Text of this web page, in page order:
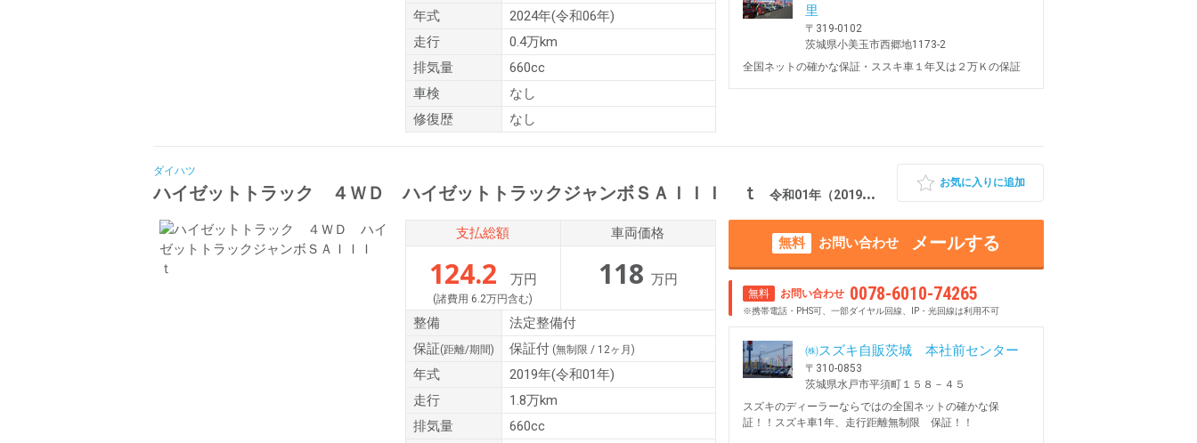
年式
2024年(令和06年)
走行
0.4万km
排気量
660cc
車検
なし
修復歴
なし
里
〒319-0102
茨城県小美玉市西郷地1173-2
全国ネットの確かな保証・ススキ車１年又は２万Ｋの保証
ダイハツ
ハイゼットトラック ４ＷＤ ハイゼットトラックジャンボＳＡＩＩＩ ｔ 令和01年（2019年） 1.8万km 茨城県水戸市
お気に入りに追加
支払総額
124.2 万円
(諸費用 6.2万円含む)
車両価格
118 万円
整備
法定整備付
保証(距離/期間) 保証付(無制限 / 12ヶ月)
年式
2019年(令和01年)
走行
1.8万km
排気量
660cc
無料 お問い合わせ メールする
無料 お問い合わせ 0078-6010-74265
※携帯電話・PHS可、一部ダイヤル回線、IP・光回線は利用不可
㈱スズキ自販茨城 本社前センター
〒310-0853
茨城県水戸市平須町１５８－４５
スズキのディーラーならではの全国ネットの確かな保
証！！スズキ車1年、走行距離無制限 保証！！